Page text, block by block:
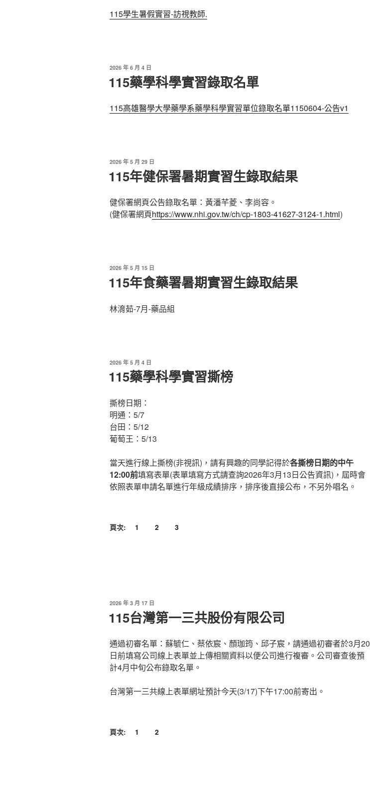
115學生暑假實習-訪視教師.
發
於
2026 年 6 月 4 日
115藥學科學實習錄取名單
115高雄醫學大學藥學系藥學科學實習單位錄取名單1150604-公告v1
發
於
2026 年 5 月 29 日
115年健保署暑期實習生錄取結果
健保署網頁公告錄取名單：黃潘芊菱、李尚容。
(健保署網頁https://www.nhi.gov.tw/ch/cp-1803-41627-3124-1.html)
發
於
2026 年 5 月 15 日
115年食藥署暑期實習生錄取結果
林淯茹-7月-藥品組
發
於
2026 年 5 月 4 日
115藥學科學實習撕榜
撕榜日期：
明通：5/7
台田：5/12
葡萄王：5/13
當天進行線上撕榜(非視訊)，請有興趣的同學記得於各撕榜日期的中午
12:00前填寫表單(表單填寫方式請查詢2026年3月13日公告資訊)，屆時會
依照表單申請名單進行年級成績排序，排序後直接公布，不另外唱名。
頁次: 1 2 3
發
於
2026 年 3 月 17 日
115台灣第一三共股份有限公司
通過初審名單：蘇毓仁、蔡依宸、顏珈筠、邱子宸，請通過初審者於3月20
日前填寫公司線上表單並上傳相關資料以便公司進行複審。公司審查後預
計4月中旬公布錄取名單。
台灣第一三共線上表單網址預計今天(3/17)下午17:00前寄出。
頁次: 1 2